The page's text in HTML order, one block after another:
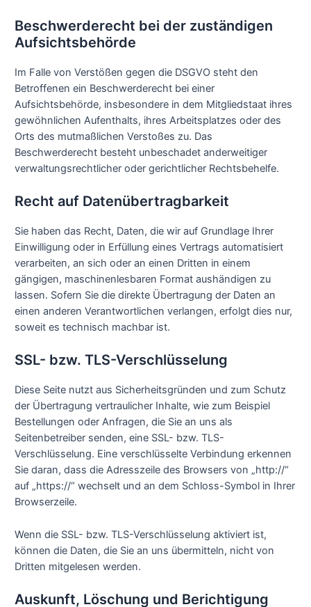
Beschwerde­recht bei der zuständigen
Aufsichts­behörde
Im Falle von Verstößen gegen die DSGVO steht den
Betroffenen ein Beschwerderecht bei einer
Aufsichtsbehörde, insbesondere in dem Mitgliedstaat ihres
gewöhnlichen Aufenthalts, ihres Arbeitsplatzes oder des
Orts des mutmaßlichen Verstoßes zu. Das
Beschwerderecht besteht unbeschadet anderweitiger
verwaltungsrechtlicher oder gerichtlicher Rechtsbehelfe.
Recht auf Daten­übertrag­barkeit
Sie haben das Recht, Daten, die wir auf Grundlage Ihrer
Einwilligung oder in Erfüllung eines Vertrags automatisiert
verarbeiten, an sich oder an einen Dritten in einem
gängigen, maschinenlesbaren Format aushändigen zu
lassen. Sofern Sie die direkte Übertragung der Daten an
einen anderen Verantwortlichen verlangen, erfolgt dies nur,
soweit es technisch machbar ist.
SSL- bzw. TLS-Verschlüsselung
Diese Seite nutzt aus Sicherheitsgründen und zum Schutz
der Übertragung vertraulicher Inhalte, wie zum Beispiel
Bestellungen oder Anfragen, die Sie an uns als
Seitenbetreiber senden, eine SSL- bzw. TLS-
Verschlüsselung. Eine verschlüsselte Verbindung erkennen
Sie daran, dass die Adresszeile des Browsers von „http://“
auf „https://“ wechselt und an dem Schloss-Symbol in Ihrer
Browserzeile.
Wenn die SSL- bzw. TLS-Verschlüsselung aktiviert ist,
können die Daten, die Sie an uns übermitteln, nicht von
Dritten mitgelesen werden.
Auskunft, Löschung und Berichtigung